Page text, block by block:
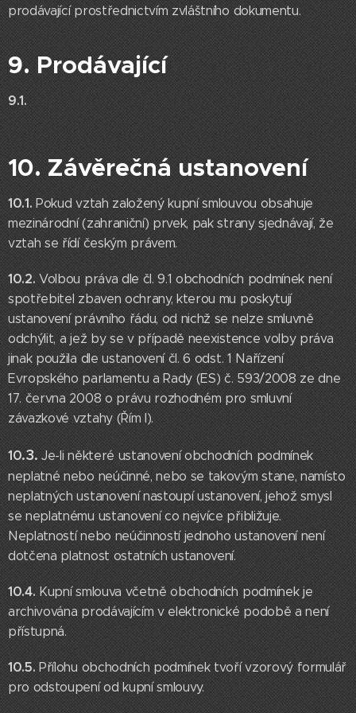
prodávající prostřednictvím zvláštního dokumentu.
9. Prodávající
9.1.
10. Závěrečná ustanovení
10.1.Pokud vztah založený kupní smlouvou obsahuje
mezinárodní (zahraniční) prvek, pak strany sjednávají, že
vztah se řídí českým právem.
10.2.Volbou práva dle čl. 9.1 obchodních podmínek není
spotřebitel zbaven ochrany, kterou mu poskytují
ustanovení právního řádu, od nichž se nelze smluvně
odchýlit, a jež by se v případě neexistence volby práva
jinak použila dle ustanovení čl. 6 odst. 1 Nařízení
Evropského parlamentu a Rady (ES) č. 593/2008 ze dne
17. června 2008 o právu rozhodném pro smluvní
závazkové vztahy (Řím I).
10.3.Je-li některé ustanovení obchodních podmínek
neplatné nebo neúčinné, nebo se takovým stane, namísto
neplatných ustanovení nastoupí ustanovení, jehož smysl
se neplatnému ustanovení co nejvíce přibližuje.
Neplatností nebo neúčinností jednoho ustanovení není
dotčena platnost ostatních ustanovení.
10.4. Kupní smlouva včetně obchodních podmínek je
archivována prodávajícím v elektronické podobě a není
přístupná.
10.5.Přílohu obchodních podmínek tvoří vzorový formulář
pro odstoupení od kupní smlouvy.